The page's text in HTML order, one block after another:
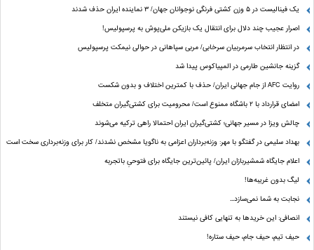
یک فینالیست در ۵ وزن کشتی فرنگی نوجوانان جهان/ ۳ نماینده ایران حذف شدند
اصرار عجیب چند دلال برای انتقال یک بازیکن ملی‌پوش به پرسپولیس!
در انتظار انتخاب سرمربیان سرخابی/ مربی سپاهانی در حوالی نیمکت پرسپولیس
گزینه جانشین طارمی در المپیاکوس پیدا شد
روایت AFC از جام جهانی ایران/ حذف با کمترین اختلاف و بدون شکست
امضای قرارداد با ۲ باشگاه ممنوع است/ محرومیت برای کشتی‌گیران متخلف
چالش ویزا در مسیر جهانی؛ کشتی‌گیران ایران احتمالا راهی ترکیه می‌شوند
بهداد سلیمی در گفتگو با مهر: وزنه‌برداران اعزامی به ناگویا مشخص نشدند/ کار برای وزنه‌برداری سخت است
اعلام جایگاه شمشیربازان ایران/ پائین‌ترین جایگاه برای فتوحیِ باتجربه
لیگ بدون غریبه‌ها!
نجابت به شما نمی‌سازد...
انصافی: این خریدها به تنهایی کافی نیستند
حیف تیم، حیف جام، حیف ستاره‌!